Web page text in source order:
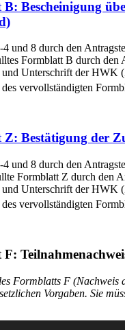
Bescheinigung
4 und 8 durch den
Formblatt B durch den
und Unterschrift der HWK
des vervollständigten
Bestätigung der
4 und 8 durch den
Formblatt Z durch den
und Unterschrift der HWK
des vervollständigten
Formblatts F (Nachweis
Vorgaben. Sie